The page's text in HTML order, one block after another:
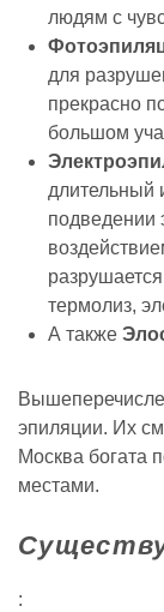
людям с
для
прекрасно
большом
длительный
подведении
термолиз,
А также
эпиляции. Их
Москва богата
местами.
: